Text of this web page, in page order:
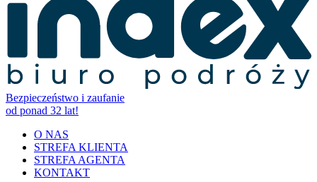
Bezpieczeństwo i zaufanie
od ponad 32 lat!
O NAS
STREFA KLIENTA
STREFA AGENTA
KONTAKT